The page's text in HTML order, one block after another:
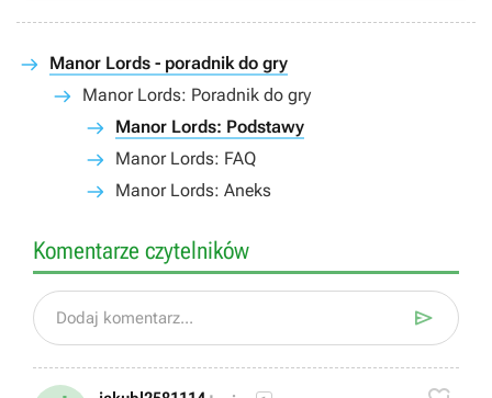
Manor Lords - poradnik do gry
Manor Lords: Poradnik do gry
Manor Lords: Podstawy
Manor Lords: FAQ
Manor Lords: Aneks
Komentarze czytelników
Dodaj komentarz... 